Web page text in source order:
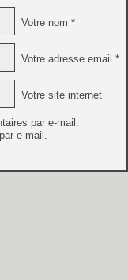
Votre nom *
Votre adresse email *
Votre site internet
par e-mail.
e-mail.